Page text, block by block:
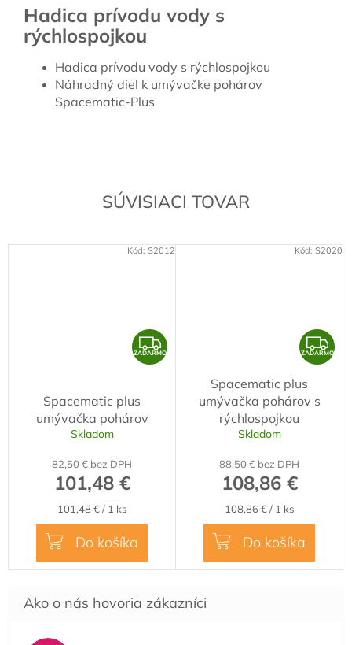
SÚVISIACI TOVAR
Z
A
ZADARMO
Spacematic plus
umývačka pohárov
Skladom
82,50 € bez DPH
101,48 €
Jednotková
cena:
101,48 € / 1 ks
Do košíka
Kód: S2012
Z
A
ZADARMO
Spacematic plus
umývačka pohárov s
rýchlospojkou
Skladom
88,50 € bez DPH
108,86 €
Jednotková
cena:
108,86 € / 1 ks
Do košíka
Kód: S2020
Hadica prívodu vody s
rýchlospojkou
Hadica prívodu vody s rýchlospojkou
Náhradný diel k umývačke pohárov
Spacematic-Plus